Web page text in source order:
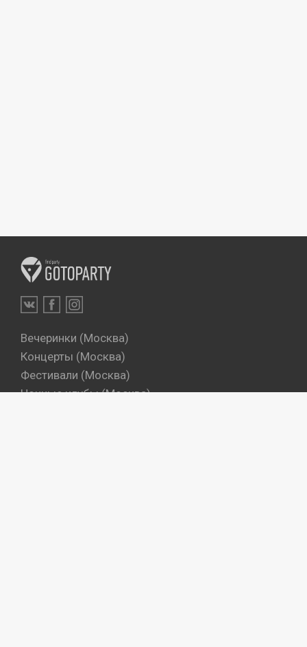
Вечеринки (Москва)
Концерты (Москва)
Фестивали (Москва)
Ночные клубы (Москва)